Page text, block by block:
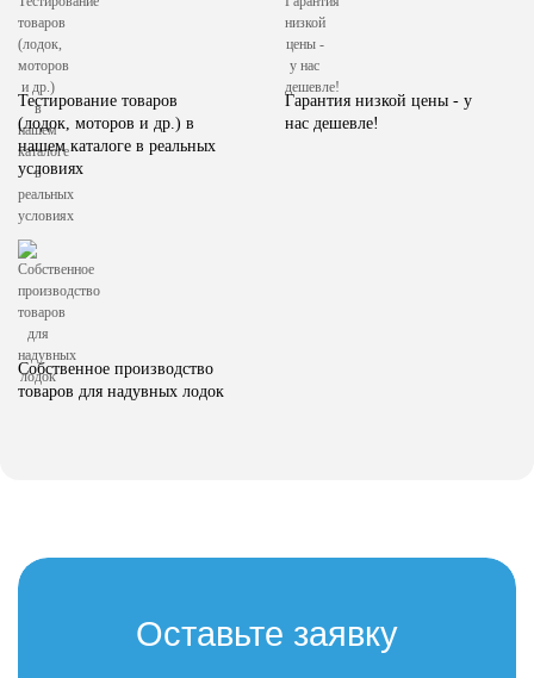
Тестирование товаров
(лодок, моторов и др.) в
нашем каталоге в реальных
условиях
Гарантия низкой цены - у
нас дешевле!
Собственное производство
товаров для надувных лодок
Оставьте заявку